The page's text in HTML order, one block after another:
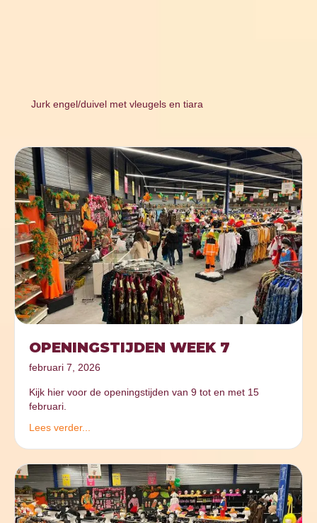
Jurk engel/duivel met vleugels en tiara
OPENINGSTIJDEN WEEK 7
februari 7, 2026
Kijk hier voor de openingstijden van 9 tot en met 15
februari.
Lees verder...